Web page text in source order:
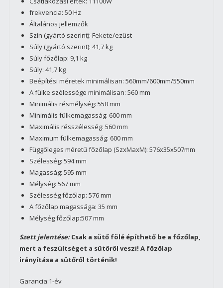
frekvencia: 50 Hz
Általános jellemzők
Szín (gyártó szerint): Fekete/ezüst
Súly (gyártó szerint): 41,7 kg
Súly főzőlap: 9,1 kg
Súly: 41,7 kg
Beépítési méretek minimálisan: 560mm/600mm/550mm
A fülke szélessége minimálisan: 560 mm
Minimális résmélység: 550 mm
Minimális fülkemagasság: 600 mm
Maximális résszélesség: 560 mm
Maximum fülkemagasság: 600 mm
Függőleges méretű főzőlap (SzxMaxM): 576x35x507mm
Szélesség: 594 mm
Magasság: 595 mm
Mélység: 567 mm
Szélesség főzőlap: 576 mm
A főzőlap magassága: 35 mm
Mélység főzőlap:507 mm
Szett jelentése:Csak a sütő fölé építhető be a főzőlap,
mert a feszültséget a sűtőről veszi! A főzőlap
irányítása a sütőről történik!
Garancia:1-év